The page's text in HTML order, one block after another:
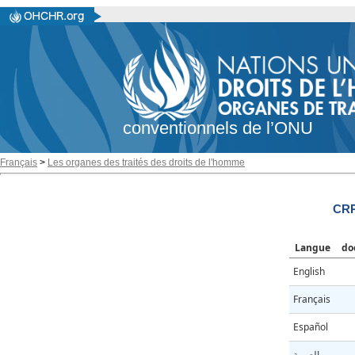
conventionnels de l’ONU
Français > Les organes des traités des droits de l'homme
Langue
English
Français
Español